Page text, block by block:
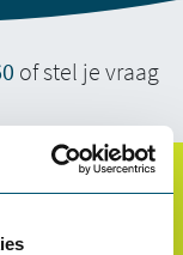
of stel je vraag